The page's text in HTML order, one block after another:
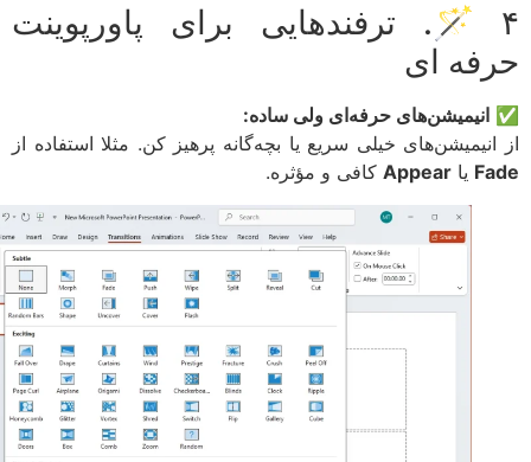
🪄 ۴. ترفندهایی برای پاورپوینت
ای
انیمیشن‌های حرفه‌ای ولی ساده:
خیلی سریع یا بچه‌گانه پرهیز کن. مثلا استفاده از
یاAppearکافی و مؤثره.